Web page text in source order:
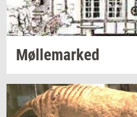
Møl­le­mar­ked